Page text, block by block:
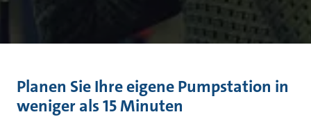
Planen Sie Ihre eigene Pumpstation in
weniger als 15 Minuten